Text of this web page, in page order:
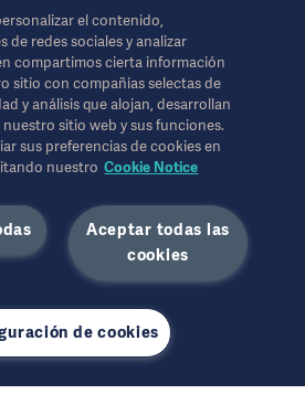
no debe considerarse como reemplazo
uso, manual de usuario o consejo
responsable del uso ilegal,
de los contenidos e
Tanto el acceso a la información
hacerse de la misma, y su contenido
del usuario.
solución o producto mencionado
en su totalidad o en parte, sin el permiso
a una audiencia internacional
los entrevistados y no reflejan ni
los puntos de vista de Getinge.
el contenido,
redes sociales y analizar
compartimos cierta información
sitio con compañías selectas de
y análisis que alojan, desarrollan
sitio web y sus funciones.
sus preferencias de cookies en
nuestro Cookie Notice
Aceptar todas las
cookies
de cookies